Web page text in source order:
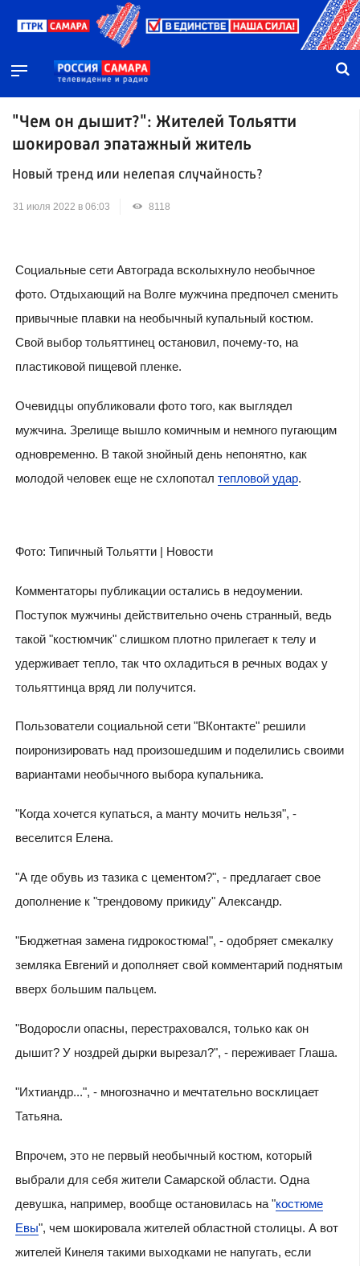
"Чем он дышит?": Жителей Тольятти
шокировал эпатажный житель
Новый тренд или нелепая случайность?
31 июля 2022 в 06:03 8118
Социальные сети Автограда всколыхнуло необычное
фото. Отдыхающий на Волге мужчина предпочел сменить
привычные плавки на необычный купальный костюм.
Свой выбор тольяттинец остановил, почему-то, на
пластиковой пищевой пленке.
Очевидцы опубликовали фото того, как выглядел
мужчина. Зрелище вышло комичным и немного пугающим
одновременно. В такой знойный день непонятно, как
молодой человек еще не схлопотал тепловой удар.
Фото: Типичный Тольятти | Новости
Комментаторы публикации остались в недоумении.
Поступок мужчины действительно очень странный, ведь
такой "костюмчик" слишком плотно прилегает к телу и
удерживает тепло, так что охладиться в речных водах у
тольяттинца вряд ли получится.
Пользователи социальной сети "ВКонтакте" решили
поиронизировать над произошедшим и поделились своими
вариантами необычного выбора купальника.
"Когда хочется купаться, а манту мочить нельзя", -
веселится Елена.
"А где обувь из тазика с цементом?", - предлагает свое
дополнение к "трендовому прикиду" Александр.
"Бюджетная замена гидрокостюма!", - одобряет смекалку
земляка Евгений и дополняет свой комментарий поднятым
вверх большим пальцем.
"Водоросли опасны, перестраховался, только как он
дышит? У ноздрей дырки вырезал?", - переживает Глаша.
"Ихтиандр...", - многозначно и мечтательно восклицает
Татьяна.
Впрочем, это не первый необычный костюм, который
выбрали для себя жители Самарской области. Одна
девушка, например, вообще остановилась на "костюме
Евы", чем шокировала жителей областной столицы. А вот
жителей Кинеля такими выходками не напугать, если